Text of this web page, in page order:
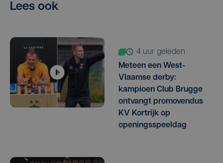
Lees ook
4 uur geleden
Meteen een West-
Vlaamse derby:
kampioen Club Brugge
ontvangt promovendus
KV Kortrijk op
openingsspeeldag